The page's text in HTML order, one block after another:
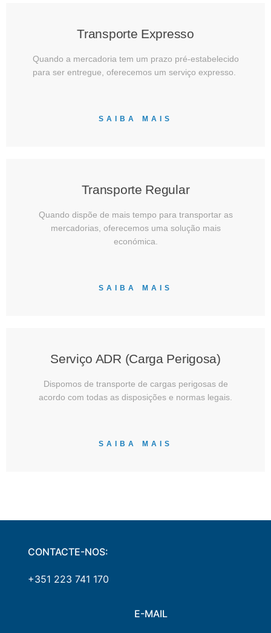
Transporte Expresso
Quando a mercadoria tem um prazo pré-estabelecido
para ser entregue, oferecemos um serviço expresso.
SAIBA MAIS
Transporte Regular
Quando dispõe de mais tempo para transportar as
mercadorias, oferecemos uma solução mais
económica.
SAIBA MAIS
Serviço ADR (Carga Perigosa)
Dispomos de transporte de cargas perigosas de
acordo com todas as disposições e normas legais.
SAIBA MAIS
CONTACTE-NOS:
+351 223 741 170
E-MAIL